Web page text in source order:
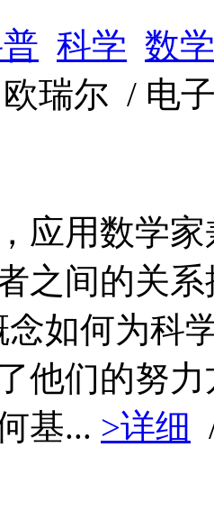
科学 数学
瑞尔 / 电
应用数学
之间的关
念如何为科
他们的努
基... >详细